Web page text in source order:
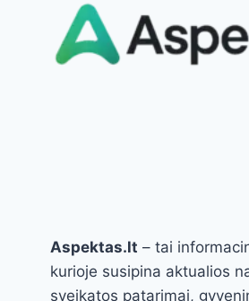
Aspektas.lt – tai
kurioje susipina aktualios
sveikatos patarimai,